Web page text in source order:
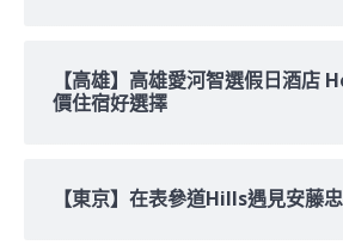
【高雄】高雄愛河智選假日酒店
價住宿好選擇
【東京】在表參道Hills遇見安藤